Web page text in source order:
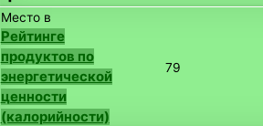
Место в
Рейтинге
продуктов по
энергетической
ценности
(калорийности)
79